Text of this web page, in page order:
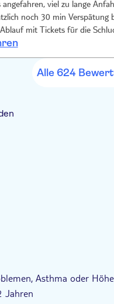
angefahren, viel zu lange
noch 30 min Verspätung
mit Tickets für die
Toiletten Pausen eingeplant,
Alle 624
Asthma oder
Jahren